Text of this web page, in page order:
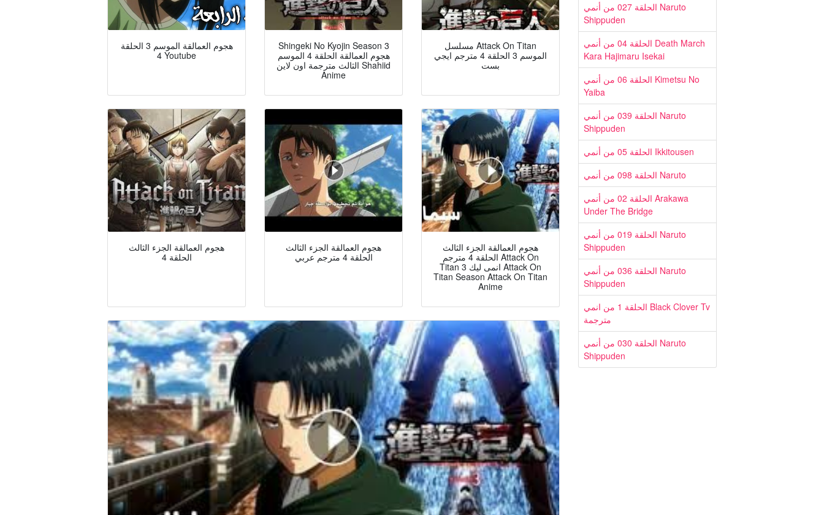
هجوم العمالقة الموسم 3 الحلقة
4 Youtube
Shingeki No Kyojin Season 3
هجوم العمالقة الحلقة 4 الموسم
الثالث مترجمة اون لاين Shahiid
Anime
مسلسل Attack On Titan
الموسم 3 الحلقة 4 مترجم ايجي
بست
هجوم العمالقة الجزء الثالث
الحلقة 4
هجوم العمالقة الجزء الثالث
الحلقة 4 مترجم عربي
هجوم العمالقة الجزء الثالث
الحلقة 4 مترجم Attack On
Titan 3 انمى ليك Attack On
Titan Season Attack On Titan
Anime
الحلقة 027 من أنمي Naruto
Shippuden
الحلقة 04 من أنمي Death March
Kara Hajimaru Isekai
الحلقة 06 من أنمي Kimetsu No
Yaiba
الحلقة 039 من أنمي Naruto
Shippuden
الحلقة 05 من أنمي Ikkitousen
الحلقة 098 من أنمي Naruto
الحلقة 02 من أنمي Arakawa
Under The Bridge
الحلقة 019 من أنمي Naruto
Shippuden
الحلقة 036 من أنمي Naruto
Shippuden
الحلقة 1 من انمي Black Clover Tv
مترجمة
الحلقة 030 من أنمي Naruto
Shippuden